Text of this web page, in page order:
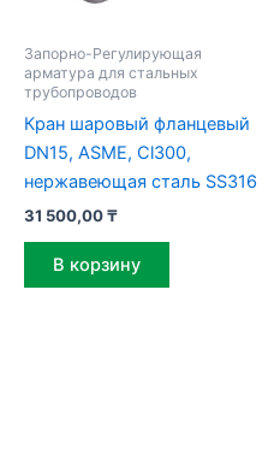
Запорно-Регулирующая
арматура для стальных
трубопроводов
Кран шаровый фланцевый
DN15, ASME, Cl300,
нержавеющая сталь SS316
31 500,00₸
В корзину